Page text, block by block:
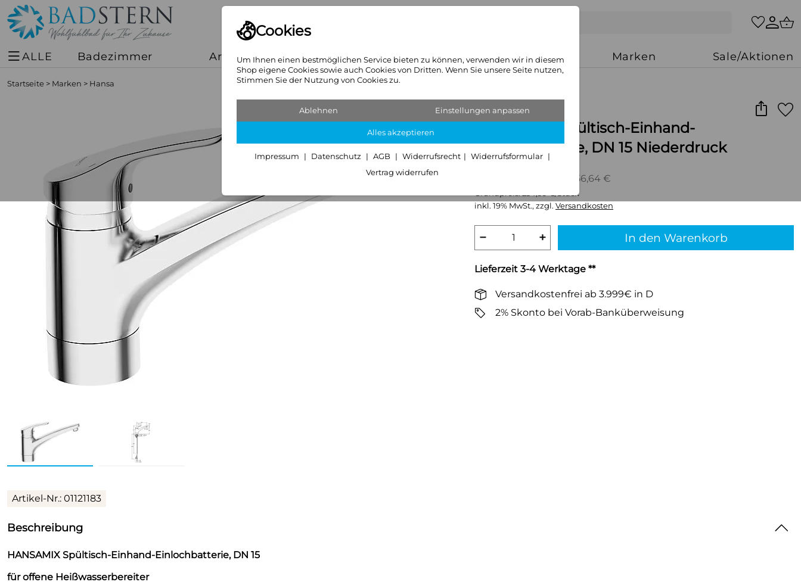
Cookies
Um Ihnen einen bestmöglichen Service bieten zu können, verwenden wir in diesem
Shop eigene Cookies sowie auch Cookies von Dritten. Wenn Sie unsere Seite nutzen,
Stimmen Sie der Nutzung von Cookies zu.
Ablehnen Einstellungen anpassen
Alles akzeptieren
Impressum Datenschutz AGB Widerrufsrecht
Widerrufsformular
Vertrag widerrufen
ALLE Badezimmer Armaturen Heizkörper Sanitär & Heizung Marken Sale/Aktionen
Startseite > Marken > Hansa
HANSAMIX Spültisch-Einhand-
Einlochbatterie, DN 15 Niederdruck
UVP: 356,64 €
Grundpreis:234,99 €/Stück
inkl. 19% MwSt., zzgl. Versandkosten
− + In den Warenkorb
Lieferzeit 3-4 Werktage **
Versandkostenfrei ab 3.999€ in D
2% Skonto bei Vorab-Banküberweisung
Artikel-Nr.: 01121183
Beschreibung
HANSAMIX Spültisch-Einhand-Einlochbatterie, DN 15
für offene Heißwasserbereiter